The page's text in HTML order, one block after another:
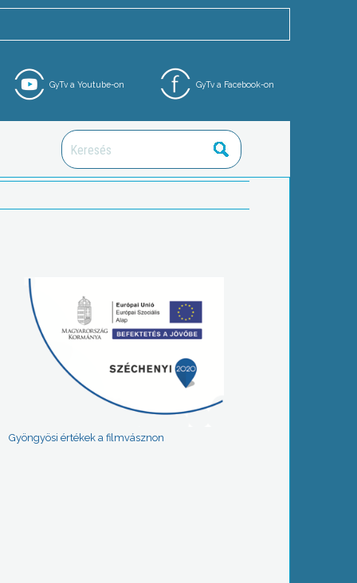
GyTv a Facebook-on
GyTv a Youtube-on
Gyöngyösi értékek a filmvásznon